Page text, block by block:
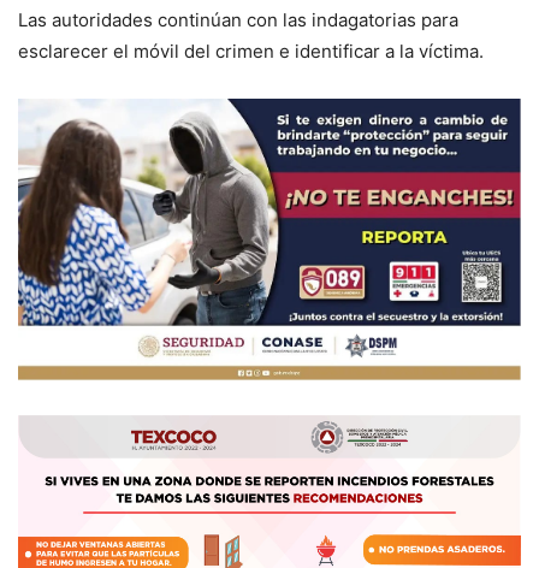
Las autoridades continúan con las indagatorias para
esclarecer el móvil del crimen e identificar a la víctima.